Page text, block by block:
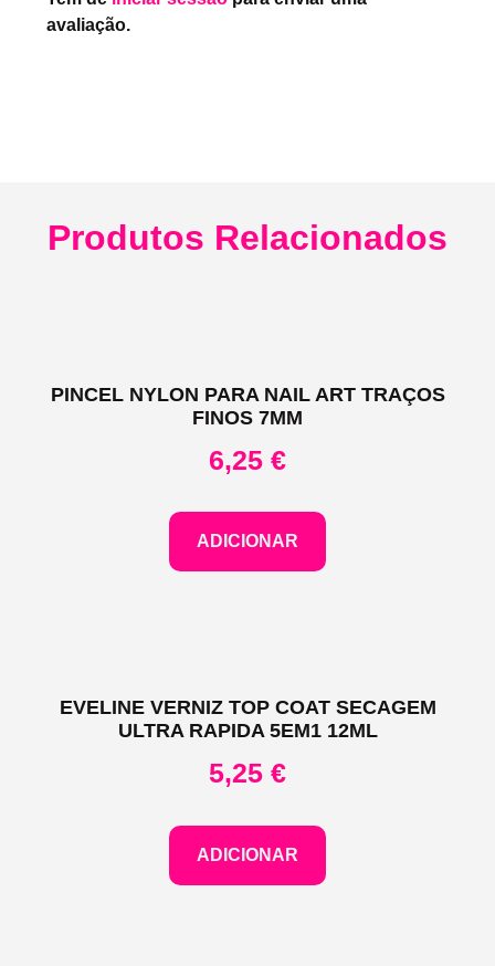
avaliação.
Produtos Relacionados
PINCEL NYLON PARA NAIL ART TRAÇOS
FINOS 7MM
6,25 €
ADICIONAR
EVELINE VERNIZ TOP COAT SECAGEM
ULTRA RAPIDA 5EM1 12ML
5,25 €
ADICIONAR